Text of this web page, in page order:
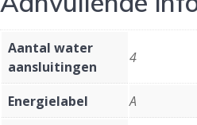
Aantal water
aansluitingen
4
Energielabel
A